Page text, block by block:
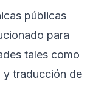
públicas
para
tales como
y traducción de